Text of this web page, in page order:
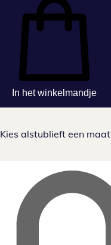
In het winkelmandje
Kies alstublieft een maat